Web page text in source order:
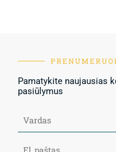
Pamatykite naujausias
pasiūlymus